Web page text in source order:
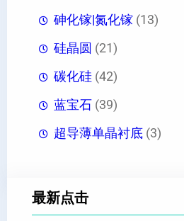
砷化镓|氮化镓 (13)
硅晶圆 (21)
碳化硅 (42)
蓝宝石 (39)
超导薄单晶衬底 (3)
最新点击